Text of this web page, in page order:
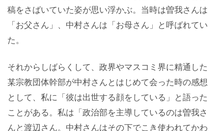
稿をさばいていた姿が思い浮かぶ。当時は曽我さんは
「お父さん」、中村さんは「お母さん」と呼ばれてい
た。
それからしばらくして、政界やマスコミ界に精通した
某宗教団体幹部が中村さんとはじめて会った時の感想
として、私に「彼は出世する顔をしている」と語った
ことがある。私は「政治部を主導しているのは曽我さ
んと渡辺さん。中村さんはその下でこき使われてかわ